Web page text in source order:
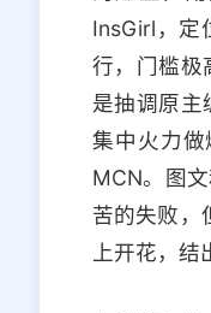
InsGirl，定
行，门槛极
是抽调原主
集中火力
MCN。图
苦的失败，
上开花，结